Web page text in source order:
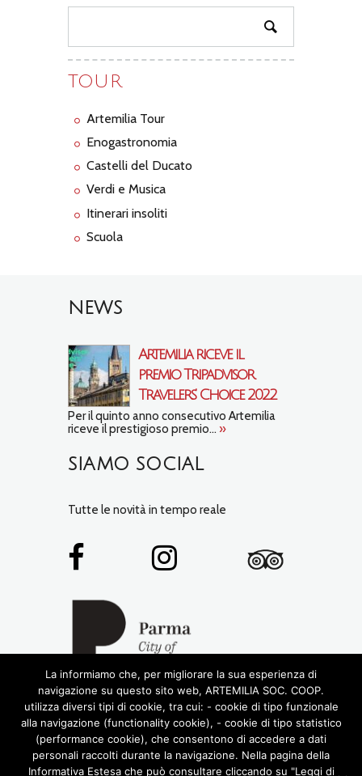
TOUR
Artemilia Tour
Enogastronomia
Castelli del Ducato
Verdi e Musica
Itinerari insoliti
Scuola
NEWS
Artemilia riceve il
premio Tripadvisor
Travelers’ Choice 2022
Per il quinto anno consecutivo Artemilia
riceve il prestigioso premio... »
SIAMO SOCIAL
Tutte le novità in tempo reale
La informiamo che, per migliorare la sua esperienza di
navigazione su questo sito web, ARTEMILIA SOC. COOP.
utilizza diversi tipi di cookie, tra cui: - cookie di tipo funzionale
alla navigazione (functionality cookie), - cookie di tipo statistico
(performance cookie), che consentono di accedere a dati
personali raccolti durante la navigazione. Nella pagina della
Informativa Estesa che può consultare cliccando su "Leggi di